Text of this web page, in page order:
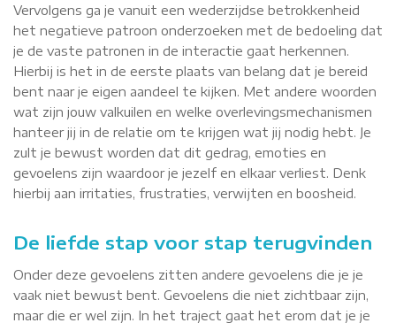
Vervolgens ga je vanuit een wederzijdse betrokkenheid
het negatieve patroon onderzoeken met de bedoeling dat
je de vaste patronen in de interactie gaat herkennen.
Hierbij is het in de eerste plaats van belang dat je bereid
bent naar je eigen aandeel te kijken. Met andere woorden
wat zijn jouw valkuilen en welke overlevingsmechanismen
hanteer jij in de relatie om te krijgen wat jij nodig hebt. Je
zult je bewust worden dat dit gedrag, emoties en
gevoelens zijn waardoor je jezelf en elkaar verliest. Denk
hierbij aan irritaties, frustraties, verwijten en boosheid.
De liefde stap voor stap terugvinden
Onder deze gevoelens zitten andere gevoelens die je je
vaak niet bewust bent. Gevoelens die niet zichtbaar zijn,
maar die er wel zijn. In het traject gaat het erom dat je je